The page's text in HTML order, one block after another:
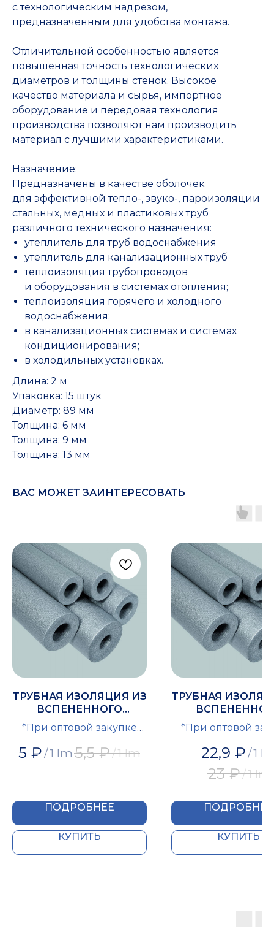
с технологическим надрезом,
предназначенным для удобства монтажа.
Отличительной особенностью является
повышенная точность технологических
диаметров и толщины стенок. Высокое
качество материала и сырья, импортное
оборудование и передовая технология
производства позволяют нам производить
материал с лучшими характеристиками.
Назначение:
Предназначены в качестве оболочек
для эффективной тепло-, звуко-, пароизоляции
стальных, медных и пластиковых труб
различного технического назначения:
утеплитель для труб водоснабжения
утеплитель для канализационных труб
теплоизоляция трубопроводов
и оборудования в системах отопления;
теплоизоляция горячего и холодного
водоснабжения;
в канализационных системах и системах
кондиционирования;
в холодильных установках.
Длина: 2 м
Упаковка: 15 штук
Диаметр: 89 мм
Толщина: 6 мм
Толщина: 9 мм
Толщина: 13 мм
ВАС МОЖЕТ ЗАИНТЕРЕСОВАТЬ
ТРУБНАЯ ИЗОЛЯЦИЯ ИЗ
ВСПЕНЕННОГО
ПОЛИЭТИЛЕНА IZOMIR
18
*При оптовой закупке
5 ₽/1 lm 5,5 ₽/1 lm
ПОДРОБНЕЕ
КУПИТЬ
ТРУБНАЯ
ПОЛИЭТИЛЕНА
54
*При оптовой
22,9 ₽/1
23 ₽/1 lm
ПОДРОБНЕЕ
КУПИТЬ